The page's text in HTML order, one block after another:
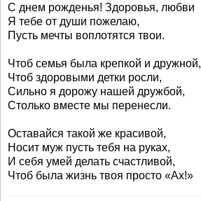
С днем рожденья! Здоровья, любви
Я тебе от души пожелаю,
Пусть мечты воплотятся твои.
Чтоб семья была крепкой и дружной,
Чтоб здоровыми детки росли,
Сильно я дорожу нашей дружбой,
Столько вместе мы перенесли.
Оставайся такой же красивой,
Носит муж пусть тебя на руках,
И себя умей делать счастливой,
Чтоб была жизнь твоя просто «Ах!»